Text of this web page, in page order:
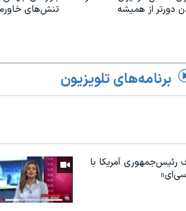
دورتر از همیشه
تنش‌های
برنامه‌های تلویزیون
آمریکا با